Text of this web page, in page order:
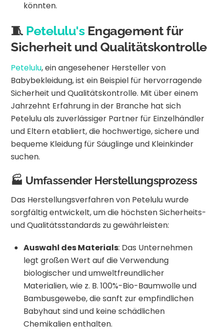
könnten.
🧵 Petelulu's Engagement für
Sicherheit und Qualitätskontrolle
Petelulu, ein angesehener Hersteller von
Babybekleidung, ist ein Beispiel für hervorragende
Sicherheit und Qualitätskontrolle. Mit über einem
Jahrzehnt Erfahrung in der Branche hat sich
Petelulu als zuverlässiger Partner für Einzelhändler
und Eltern etabliert, die hochwertige, sichere und
bequeme Kleidung für Säuglinge und Kleinkinder
suchen.
🏭 Umfassender Herstellungsprozess
Das Herstellungsverfahren von Petelulu wurde
sorgfältig entwickelt, um die höchsten Sicherheits-
und Qualitätsstandards zu gewährleisten:
Auswahl des Materials: Das Unternehmen
legt großen Wert auf die Verwendung
biologischer und umweltfreundlicher
Materialien, wie z. B. 100%-Bio-Baumwolle und
Bambusgewebe, die sanft zur empfindlichen
Babyhaut sind und keine schädlichen
Chemikalien enthalten.